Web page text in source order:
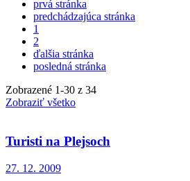
prvá stránka
predchádzajúca stránka
1
2
ďalšia stránka
posledná stránka
Zobrazené 1-30 z 34
Zobraziť všetko
Turisti na Plejsoch
27. 12. 2009